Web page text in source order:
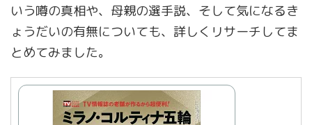
いう噂の真相や、母親の選手説、そして気になるき
ょうだいの有無についても、詳しくリサーチしてま
とめてみました。